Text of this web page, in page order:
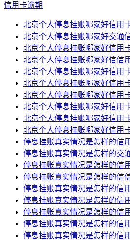
信用卡逾期
北京个人停息挂账哪家好信用
北京个人停息挂账哪家好交通
北京个人停息挂账哪家好信用
北京个人停息挂账哪家好信信
北京个人停息挂账哪家好信用
北京个人停息挂账哪家好信用
北京个人停息挂账哪家好信用
北京个人停息挂账哪家好信用
北京个人停息挂账哪家好信用
北京个人停息挂账哪家好信用
停息挂账真实情况是怎样的信
停息挂账真实情况是怎样的交
停息挂账真实情况是怎样的信
停息挂账真实情况是怎样的信
停息挂账真实情况是怎样的信
停息挂账真实情况是怎样的信
停息挂账真实情况是怎样的信
停息挂账真实情况是怎样的信
停息挂账真实情况是怎样的信